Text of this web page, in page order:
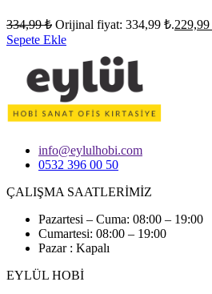
334,99₺ Orijinal fiyat: 334,99 ₺.229,99
Sepete Ekle
info@eylulhobi.com
0532 396 00 50
ÇALIŞMA SAATLERİMİZ
Pazartesi – Cuma: 08:00 – 19:00
Cumartesi: 08:00 – 19:00
Pazar : Kapalı
EYLÜL HOBİ